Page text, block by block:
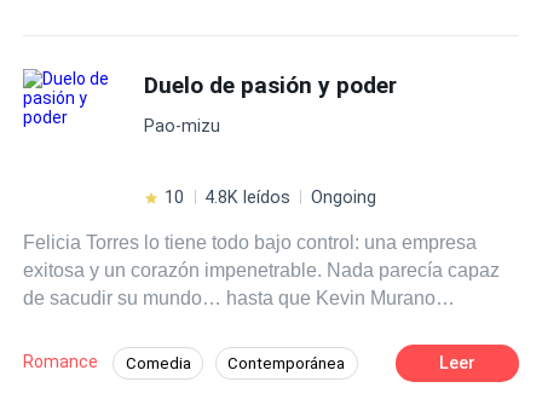
sombras, que al querer escapar de uno de ellos la lleva a
conocerlo. Los dos no saben que pasa, no logran
comprender si la culpa, el agradecimiento o algo mas los
vez creian roto, y dar paso a sus verdaderos sentimientos
y verdaderas emociones.
Duelo de pasión y poder
Pao-mizu
10 4.8K leídos Ongoing
Felicia Torres lo tiene todo bajo control: una empresa
exitosa y un corazón impenetrable. Nada parecía capaz
de sacudir su mundo… hasta que Kevin Murano
nuevo proyecto, Kevin guarda un secreto que puede
destruirlo todo. Lo que empieza como una amenaza,
Romance Comedia Contemporánea Leer